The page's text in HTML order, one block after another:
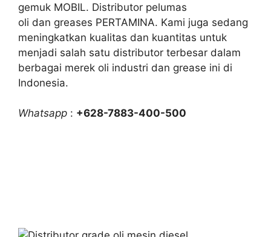
gemuk MOBIL. Distributor pelumas
oli dan greases PERTAMINA. Kami juga sedang
meningkatkan kualitas dan kuantitas untuk
menjadi salah satu distributor terbesar dalam
berbagai merek oli industri dan grease ini di
Indonesia.
Whatsapp : +628-7883-400-500